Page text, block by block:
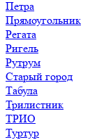
Петра
Прямоугольник
Регата
Ригель
Рутрум
Старый город
Табула
Трилистник
ТРИО
Туртур